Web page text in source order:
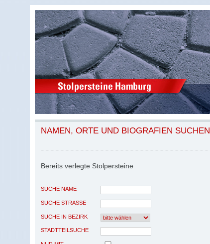
NAMEN, ORTE UND BIOGRAFIEN SUCHEN
Bereits verlegte Stolpersteine
SUCHE NAME
SUCHE STRASSE
SUCHE IN BEZIRK
STADTTEILSUCHE